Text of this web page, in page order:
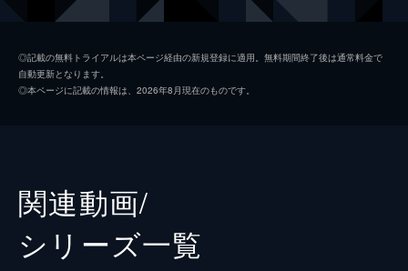
企画でコラボする漫画家を探す編集部の
面々。遥（久保田紗友）は中沢（間宮祥太
朗）を意識してサブカル系の漫画のリサーチ
係!?
自転車好きな中沢（間宮祥太朗）に合わせ、
自分もオシャレな自転車に乗っているとウソ
をついてしまった遥（久保田紗友）。今度の
久保田紗友
◎記載の無料トライアルは本ページ経由の新規登録に適用。無料期間終了後は通常料金で
自動更新となります。
◎本ページに記載の情報は、2026年8月現在のものです。
関連動画/
シリーズ⼀覧